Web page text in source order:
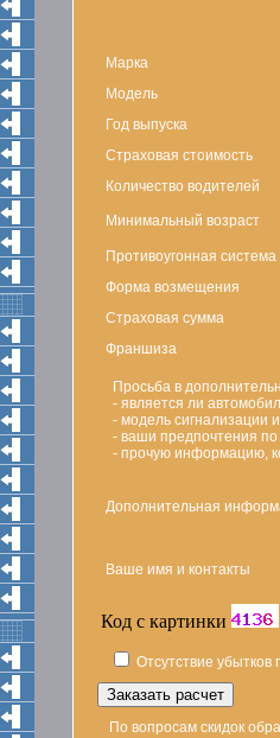
Марка
Модель
Год выпуска
Страховая стоимость
Количество водителей
Минимальный возраст
Противоугонная система
Форма возмещения
Страховая сумма
Франшиза
Просьба в
- является ли
- модель сигнализации
- ваши предпочтения
- прочую информацию,
Дополнительная
Ваше имя и контакты
Код с картинки
Отсутствие
По вопросам скидок